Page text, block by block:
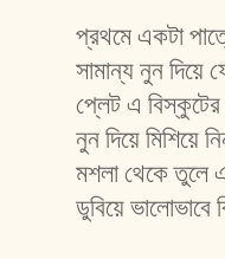
প্রথমে একটা
সামান্য নুন দিয়ে
প্লেট এ
নুন দিয়ে মিশিয়ে
মশলা থেকে তুলে
ডুবিয়ে ভালোভাবে